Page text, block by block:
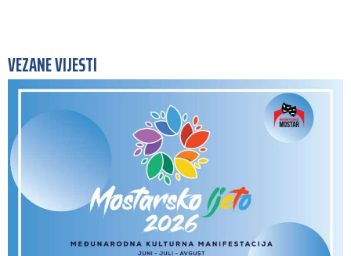
VEZANE VIJESTI